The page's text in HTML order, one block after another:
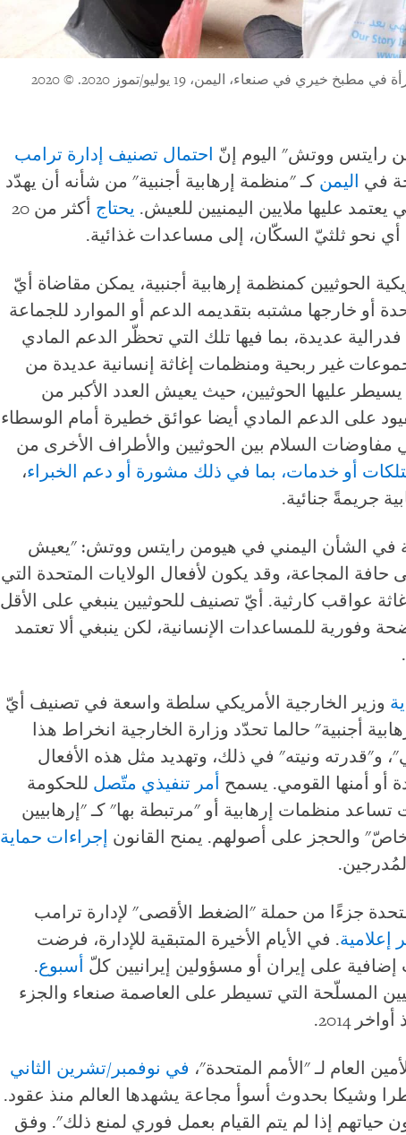
خيري في صنعاء، اليمن، 19 يوليو/تموز 2020.
© 2020
رايتس ووتش" اليوم إنّ احتمال تصنيف إدارة ترامب
في اليمن كـ "منظمة إرهابية أجنبية" من شأنه أن يهدّد
يعتمد عليها ملايين اليمنيين للعيش. يحتاج
أكثر من 20
نحو ثلثيّ السكّان، إلى مساعدات غذائية.
الحوثيين كمنظمة إرهابية أجنبية، يمكن مقاضاة أيّ
أو خارجها مشتبه بتقديمه الدعم أو الموارد للجماعة
عديدة، بما فيها تلك التي تحظّر الدعم المادي
غير ربحية ومنظمات إغاثة إنسانية عديدة من
عليها الحوثيين، حيث يعيش العدد الأكبر من
على الدعم المادي أيضا عوائق خطيرة أمام الوسطاء
مفاوضات السلام بين الحوثيين والأطراف الأخرى من
أو خدمات، بما في ذلك مشورة أو دعم الخبراء،
جريمةً جنائية.
في الشأن اليمني في هيومن رايتس ووتش: "يعيش
حافة المجاعة، وقد يكون لأفعال الولايات المتحدة التي
عواقب كارثية. أيّ تصنيف للحوثيين ينبغي على الأقل
وفورية للمساعدات الإنسانية، لكن ينبغي ألا تعتمد
وزير الخارجية الأمريكي سلطة واسعة في تصنيف أيّ
أجنبية" حالما تحدّد وزارة الخارجية انخراط هذا
و"قدرته ونيته" في ذلك، وتهديد مثل هذه الأفعال
أو أمنها القومي. يسمح أمر تنفيذي متصل للحكومة
تساعد منظمات إرهابية أو "مرتبطة بها" كـ "إرهابيين
والحجز على أصولهم. يمنح القانون إجراءات حماية
جزءًا من حملة "الضغط الأقصى" لإدارة ترامب
إعلامية. في الأيام الأخيرة المتبقية للإدارة، فرضت
إضافية على إيران أو مسؤولين إيرانيين كلّ أسبوع.
المسلّحة التي تسيطر على العاصمة صنعاء والجزء
2014.
العام لـ "الأمم المتحدة"، في نوفمبر /تشرين الثاني
وشيكا بحدوث أسوأ مجاعة يشهدها العالم منذ عقود.
حياتهم إذا لم يتم القيام بعمل فوري لمنع ذلك". وفق